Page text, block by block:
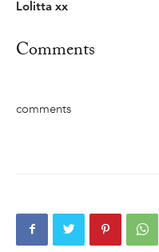
Lolitta xx
Comments
comments